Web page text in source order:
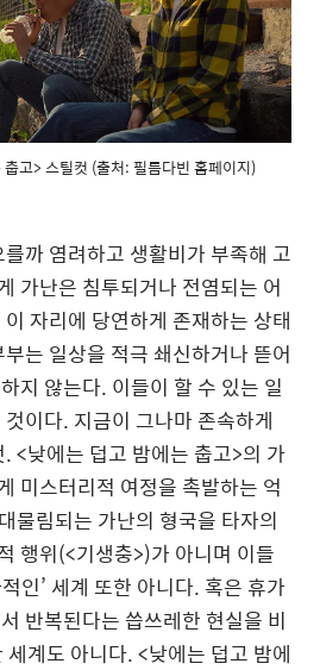
고> 스틸컷 (출처: 필름다빈 홈페이지)
까 염려하고 생활비가 부족해 고
가난은 침투되거나 전염되는 어
자리에 당연하게 존재하는 상태
는 일상을 적극 쇄신하거나 뜯어
지 않는다. 이들이 할 수 있는 일
이다. 지금이 그나마 존속하게
<낮에는 덥고 밤에는 춥고>의 가
미스터리적 여정을 촉발하는 억
물림되는 가난의 형국을 타자의
행위(<기생충>)가 아니며 이들
인’ 세계 또한 아니다. 혹은 휴가
반복된다는 씁쓰레한 현실을 비
계도 아니다. <낮에는 덥고 밤에